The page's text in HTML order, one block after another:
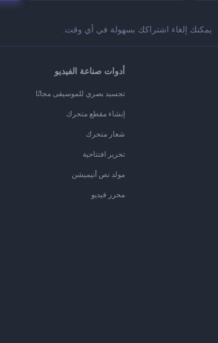
يمكنك إلغاء اشتراكك بسهولة في أي وقت.
أدوات صناعة الفيديو
تجسيد بصري للموسيقى مجانًا
إنشاء مقطع متحرك
شعار متحرك
تحرير افتتاحية
مولد نص أنيميشن
محرر فيديو